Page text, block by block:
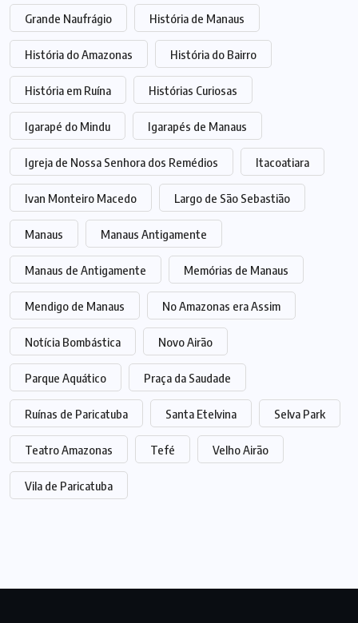
Grande Naufrágio História de Manaus
História do Amazonas História do Bairro
História em Ruína Histórias Curiosas
Igarapé do Mindu Igarapés de Manaus
Igreja de Nossa Senhora dos Remédios Itacoatiara
Ivan Monteiro Macedo Largo de São Sebastião
Manaus Manaus Antigamente
Manaus de Antigamente Memórias de Manaus
Mendigo de Manaus No Amazonas era Assim
Notícia Bombástica Novo Airão
Parque Aquático Praça da Saudade
Ruínas de Paricatuba Santa Etelvina Selva Park
Teatro Amazonas Tefé Velho Airão
Vila de Paricatuba